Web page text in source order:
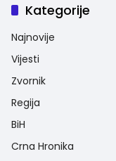
Kategorije
Najnovije
Vijesti
Zvornik
Regija
BiH
Crna Hronika